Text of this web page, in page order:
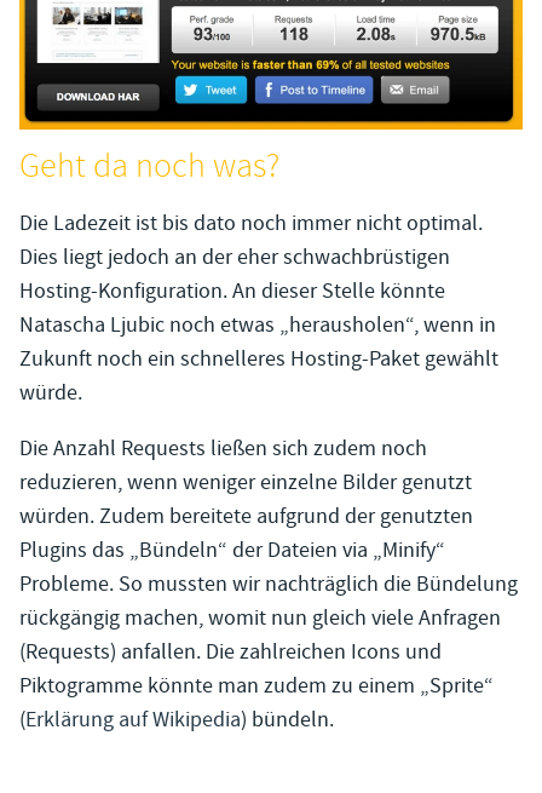
Geht da noch was?
Die Ladezeit ist bis dato noch immer nicht optimal.
Dies liegt jedoch an der eher schwachbrüstigen
Hosting-Konfiguration. An dieser Stelle könnte
Natascha Ljubic noch etwas „herausholen“, wenn in
Zukunft noch ein schnelleres Hosting-Paket gewählt
würde.
Die Anzahl Requests ließen sich zudem noch
reduzieren, wenn weniger einzelne Bilder genutzt
würden. Zudem bereitete aufgrund der genutzten
Plugins das „Bündeln“ der Dateien via „Minify“
Probleme. So mussten wir nachträglich die Bündelung
rückgängig machen, womit nun gleich viele Anfragen
(Requests) anfallen. Die zahlreichen Icons und
Piktogramme könnte man zudem zu einem „Sprite“
(Erklärung auf Wikipedia) bündeln.